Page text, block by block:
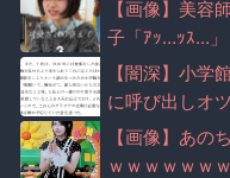
【画像】美容
子「ｱｯ…ｯｽ…」
【闇深】小学
に呼び出しオ
ｗｗｗｗｗｗ
【画像】あの
ｗｗｗｗｗｗｗ